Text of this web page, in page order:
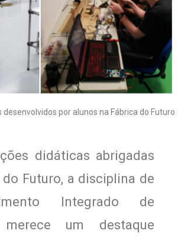
por alunos na Fábrica do Futuro
didáticas abrigadas
do Futuro, a disciplina de
Integrado de
merece um destaque